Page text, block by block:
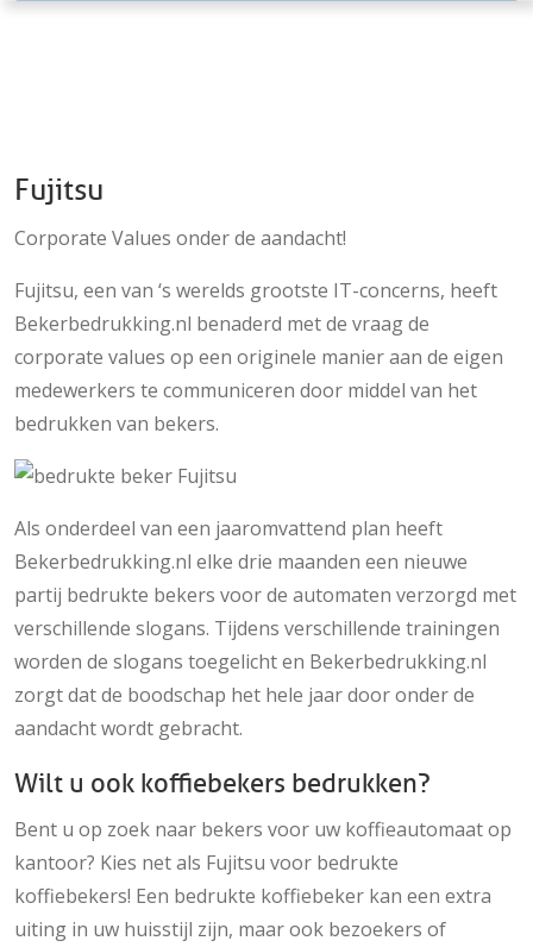
Fujitsu
Corporate Values onder de aandacht!
Fujitsu, een van ‘s werelds grootste IT-concerns, heeft
Bekerbedrukking.nl benaderd met de vraag de
corporate values op een originele manier aan de eigen
medewerkers te communiceren door middel van het
bedrukken van bekers.
Als onderdeel van een jaaromvattend plan heeft
Bekerbedrukking.nl elke drie maanden een nieuwe
partij bedrukte bekers voor de automaten verzorgd met
verschillende slogans. Tijdens verschillende trainingen
worden de slogans toegelicht en Bekerbedrukking.nl
zorgt dat de boodschap het hele jaar door onder de
aandacht wordt gebracht.
Wilt u ook koffiebekers bedrukken?
Bent u op zoek naar bekers voor uw koffieautomaat op
kantoor? Kies net als Fujitsu voor bedrukte
koffiebekers! Een bedrukte koffiebeker kan een extra
uiting in uw huisstijl zijn, maar ook bezoekers of